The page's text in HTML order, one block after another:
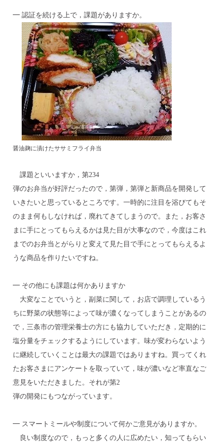
━ 認証を続ける上で，課題がありますか。
醤油麹に漬けたササミフライ弁当
課題といいますか，第234
弾のお弁当が好評だったので，第弾，第弾と新商品を開発して
いきたいと思っているところです。一時的に注目を浴びてもそ
のまま何もしなければ，廃れてきてしまうので。また，お客さ
まに手にとってもらえるかは見た目が大事なので，今度はこれ
までのお弁当とがらりと変えて見た目で手にとってもらえるよ
うな商品を作りたいですね。
━ その他にも課題は何かありますか
大変なことでいうと，副菜に関して，お店で調理しているう
ちに野菜の状態等によって味が濃くなってしまうことがあるの
で，三条市の管理栄養士の方にも協力していただき，定期的に
塩分量をチェックするようにしています。味が変わらないよう
に継続していくことは最大の課題ではありますね。買ってくれ
たお客さまにアンケートを取っていて，味が濃いなど率直なご
意見をいただきました。それが第2
弾の開発にもつながっています。
━ スマートミールや制度について何かご意見がありますか。
良い制度なので，もっと多くの人に広めたい，知ってもらい